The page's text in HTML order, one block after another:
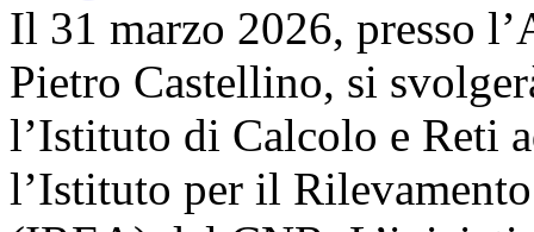
Il 31 marzo 2026, presso
Pietro Castellino, si
l’Istituto di Calcolo e Reti
l’Istituto per il